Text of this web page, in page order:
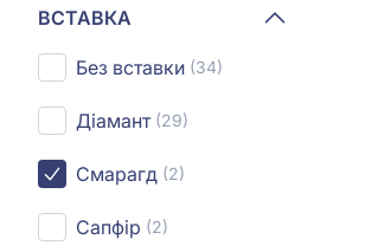
ВСТАВКА
Без вставки (34)
Діамант (29)
Смарагд (2)
Сапфір (2)